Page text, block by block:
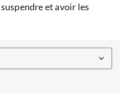
et avoir les